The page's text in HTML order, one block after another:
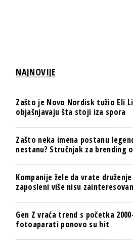
NAJNOVIJE
Zašto je Novo Nordisk tužio Eli
objašnjavaju šta stoji iza spora
Zašto neka imena postanu
nestanu? Stručnjak za brending
Kompanije žele da vrate
zaposleni više nisu
Gen Z vraća trend s početka
fotoaparati ponovo su hit